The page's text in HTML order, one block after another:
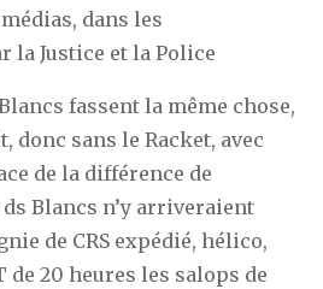
dans les
la Justice et la Police
fassent la même chose,
donc sans le Racket, avec
de la différence de
Blancs n’y arriveraient
de CRS expédié, hélico,
20 heures les salops de